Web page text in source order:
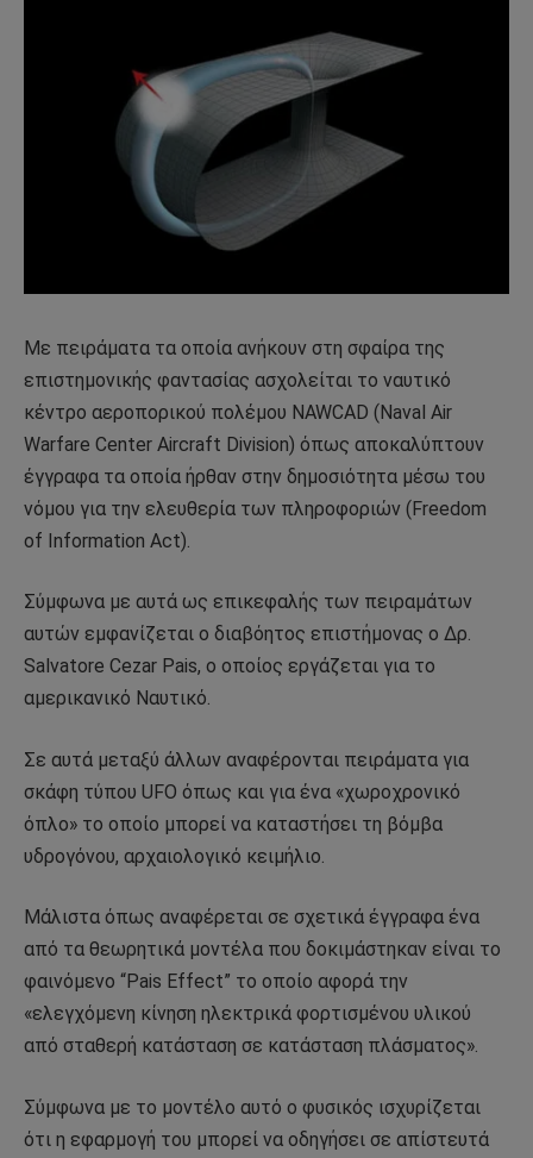
Με πειράματα τα οποία ανήκουν στη σφαίρα της
επιστημονικής φαντασίας ασχολείται το ναυτικό
κέντρο αεροπορικού πολέμου NAWCAD (Naval Air
Warfare Center Aircraft Division) όπως αποκαλύπτουν
έγγραφα τα οποία ήρθαν στην δημοσιότητα μέσω του
νόμου για την ελευθερία των πληροφοριών (Freedom
of Information Act).
Σύμφωνα με αυτά ως επικεφαλής των πειραμάτων
αυτών εμφανίζεται ο διαβόητος επιστήμονας ο Δρ.
Salvatore Cezar Pais, ο οποίος εργάζεται για το
αμερικανικό Ναυτικό.
Σε αυτά μεταξύ άλλων αναφέρονται πειράματα για
σκάφη τύπου UFO όπως και για ένα «χωροχρονικό
όπλο» το οποίο μπορεί να καταστήσει τη βόμβα
υδρογόνου, αρχαιολογικό κειμήλιο.
Μάλιστα όπως αναφέρεται σε σχετικά έγγραφα ένα
από τα θεωρητικά μοντέλα που δοκιμάστηκαν είναι το
φαινόμενο “Pais Effect” το οποίο αφορά την
«ελεγχόμενη κίνηση ηλεκτρικά φορτισμένου υλικού
από σταθερή κατάσταση σε κατάσταση πλάσματος».
Σύμφωνα με το μοντέλο αυτό ο φυσικός ισχυρίζεται
ότι η εφαρμογή του μπορεί να οδηγήσει σε απίστευτά